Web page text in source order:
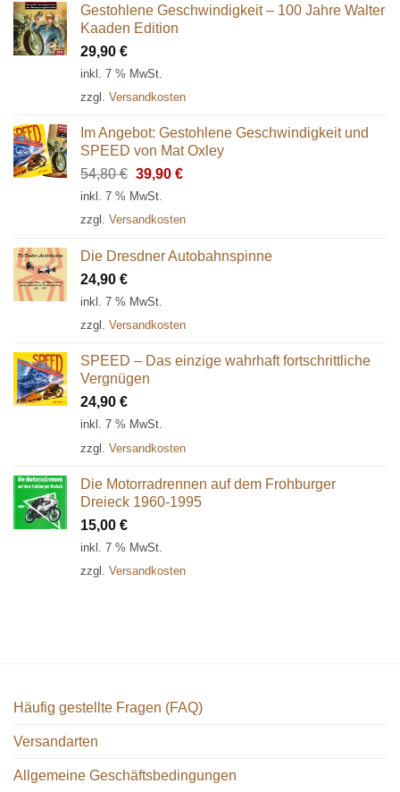
Gestohlene Geschwindigkeit – 100 Jahre Walter
Kaaden Edition
29,90 €
inkl. 7 % MwSt.
zzgl. Versandkosten
Im Angebot: Gestohlene Geschwindigkeit und
SPEED von Mat Oxley
54,80€ Ursprünglicher
Preis
39,90 €Aktueller
inkl. 7 % MwSt.
zzgl. Versandkosten
Die Dresdner Autobahnspinne
24,90 €
inkl. 7 % MwSt.
zzgl. Versandkosten
SPEED – Das einzige wahrhaft fortschrittliche
Vergnügen
24,90 €
inkl. 7 % MwSt.
zzgl. Versandkosten
Die Motorradrennen auf dem Frohburger
Dreieck 1960-1995
15,00 €
inkl. 7 % MwSt.
zzgl. Versandkosten
Häufig gestellte Fragen (FAQ)
Versandarten
Allgemeine Geschäftsbedingungen